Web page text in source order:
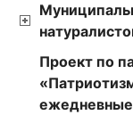
Проект по